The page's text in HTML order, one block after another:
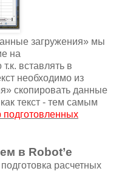
загружения» мы
на
вставлять в
необходимо из
скопировать данные
текст - тем самым
в Robot’е
расчетных